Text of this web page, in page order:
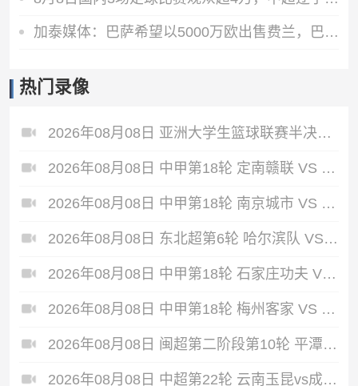
加泰媒体：巴萨希望以5000万欧出售费兰，巴黎最快下周三前官宣
热门录像
2026年08月08日 亚洲大学生篮球联赛半决赛 政治大学 VS 早稻田大学 全场录像
2026年08月08日 中甲第18轮 定南赣联 VS 大连鲲城 全场录像
2026年08月08日 中甲第18轮 南京城市 VS 南通支云 全场录像
2026年08月08日 东北超第6轮 哈尔滨队 VS 通辽队 全场录像
2026年08月08日 中甲第18轮 石家庄功夫 VS 陕西联合 全场录像
2026年08月08日 中甲第18轮 梅州客家 VS 佛山南狮 全场录像
2026年08月08日 闽超第二阶段第10轮 平潭队 VS 漳州队 全场录像
2026年08月08日 中超第22轮 云南玉昆vs成都蓉城 全场录像